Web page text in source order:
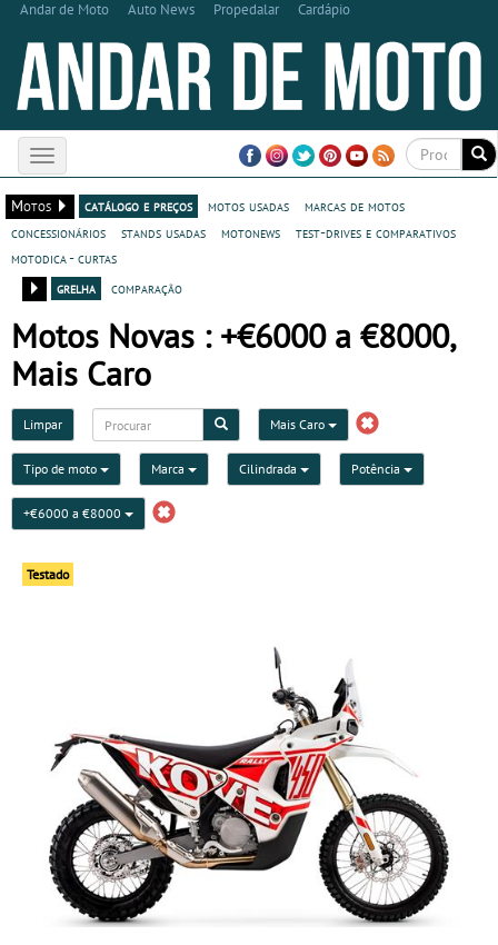
Andar de Moto Auto News Propedalar Cardápio
Toggle
navigation
Motos
catálogo e preços motos usadas
marcas de motos
concessionários
stands usadas motonews
test-drives e comparativos
motodica - curtas
grelha
comparação
Motos Novas : +€6000 a €8000,
Mais Caro
Limpar Mais Caro
Tipo de moto Marca Cilindrada Potência
+€6000 a €8000
Testado